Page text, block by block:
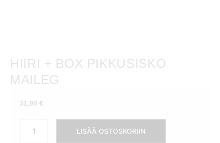
HIIRI + BOX PIKKUSISKO
MAILEG
31,90 €
LISÄÄ OSTOSKORIIN